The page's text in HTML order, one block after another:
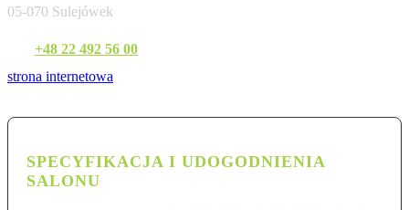
05-070 Sulejówek
+48 22 492 56 00
strona internetowa
SPECYFIKACJA I UDOGODNIENIA
SALONU